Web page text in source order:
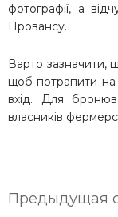
фотографії, а
Провансу.
Варто зазначити,
щоб потрапити на
вхід. Для
власників
Предыдущая